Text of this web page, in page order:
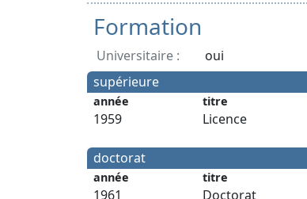
Formation
Universitaire :
oui
supérieure
année titre
1959 Licence
doctorat
année titre
1961 Doctorat